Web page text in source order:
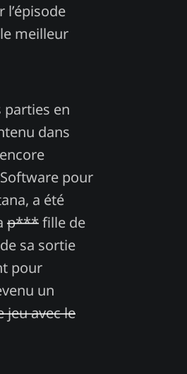
meilleur
parties en
dans
pour
a été
p***fille de
sa sortie
pour
un
jeu avec le